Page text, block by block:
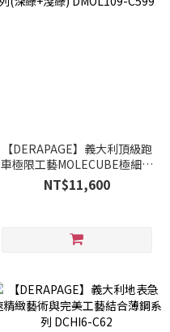
【DERAPAGE】義大利頂級跑
車極限工藝MOLECUBE極細緻
系列(深綠+淺綠) DMOL109-
C599
NT$11,600